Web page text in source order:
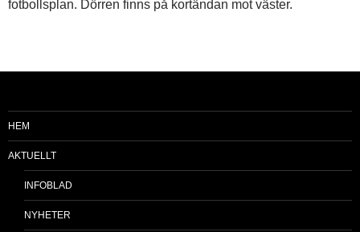
fotbollsplan. Dörren finns på kortändan mot väster.
HEM
AKTUELLT
INFOBLAD
NYHETER